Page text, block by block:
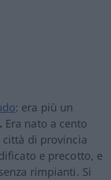
: era più un
Era nato a cento
città di provincia
e precotto, e
rimpianti. Si